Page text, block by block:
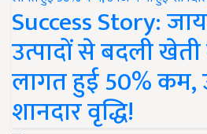
Success Story:
उत्पादों से बदली
लागत हुई 50% कम,
शानदार वृद्धि!